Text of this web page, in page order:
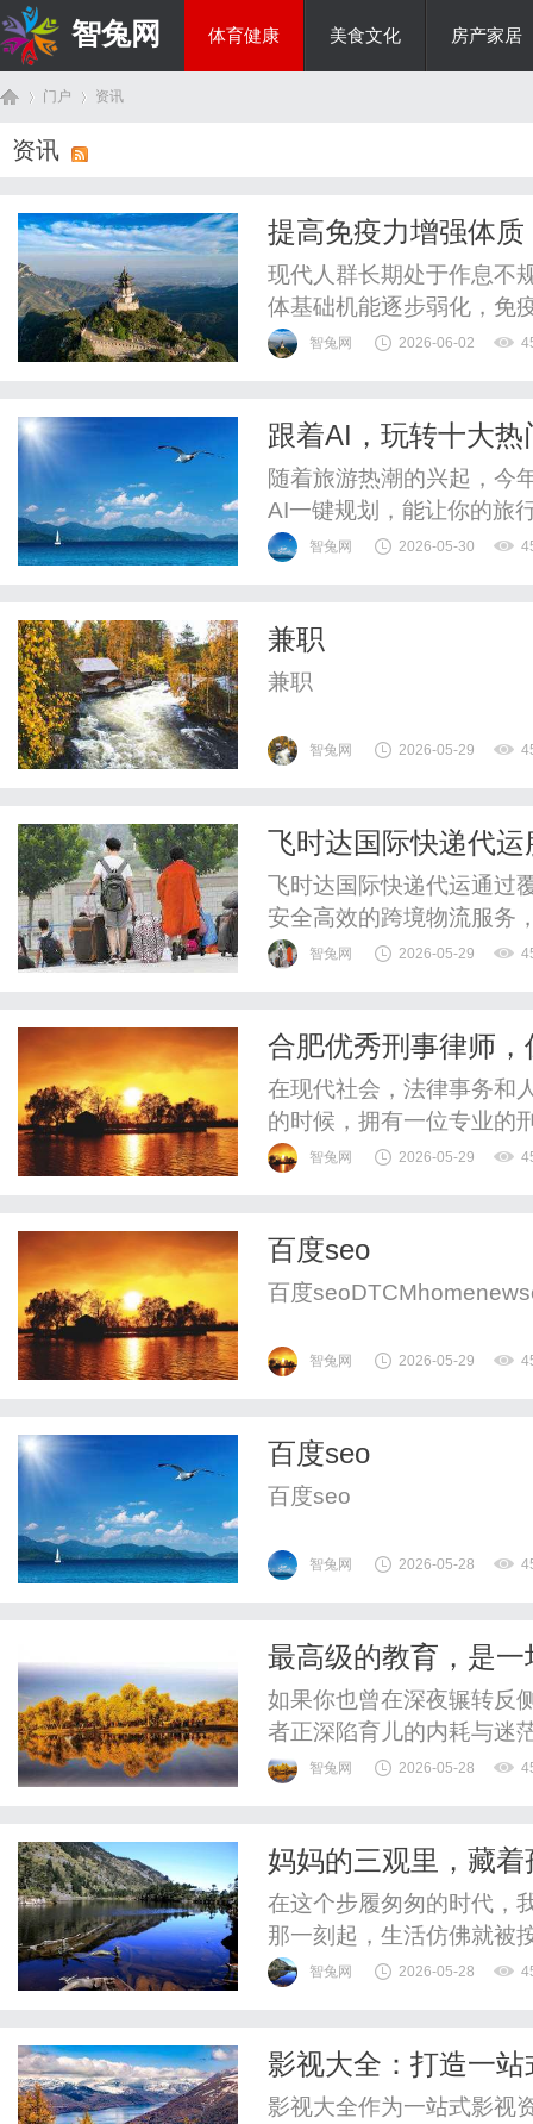
智兔网 体育健康 美食文化 房产家居
门户 资讯
资讯
提高免疫力增强体
现代人群长期处于作息不
体基础机能逐步弱化，免
抗力不足的亚健康常态。
化机体调养方案，通过内
智兔网 2026-06-02
跟着AI，玩转十大热
随着旅游热潮的兴起，今
AI一键规划，能让你的旅
关攻略。热门城市筛选AI
州有秀丽的西湖风光；重
智兔网 2026-05-30
兼职
兼职
智兔网 2026-05-29
飞时达国际快递代
飞时达国际快递代运通过
安全高效的跨境物流服务
智兔网 2026-05-29
合肥优秀刑事律师
在现代社会，法律事务和
的时候，拥有一位专业的
会，法律服务逐渐受到重
骗、故意伤害、贩毒等各
智兔网 2026-05-29
百度seo
百度
智兔网 2026-05-29
百度seo
百度seo
智兔网 2026-05-28
最高级的教育，是
如果你也曾在深夜辗转反
者正深陷育儿的内耗与迷
敬倾心撰写的《成为更好
到现实却依然抓狂。深知
智兔网 2026-05-28
妈妈的三观里，藏
在这个步履匆匆的时代，
那一刻起，生活仿佛就被
撒，焦虑孩子的成绩排名
在日复一日的牺牲与迎合
智兔网 2026-05-28
影视大全：打造一
影视大全作为一站式影视